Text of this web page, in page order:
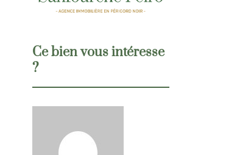
Ce bien vous intéresse
?